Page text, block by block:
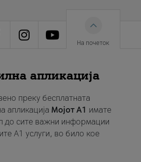
На почеток
апликација
преку бесплатната
апликација Мојот A1 имате
до сите важни информации
A1 услуги, во било кое